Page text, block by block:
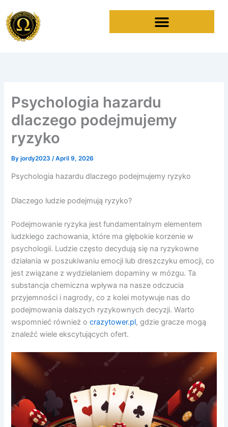
to
content
Psychologia hazardu
dlaczego podejmujemy
ryzyko
Byjordy2023 /April 9, 2026
Psychologia hazardu dlaczego podejmujemy ryzyko
Dlaczego ludzie podejmują ryzyko?
Podejmowanie ryzyka jest fundamentalnym elementem
ludzkiego zachowania, które ma głębokie korzenie w
psychologii. Ludzie często decydują się na ryzykowne
działania w poszukiwaniu emocji lub dreszczyku emocji, co
jest związane z wydzielaniem dopaminy w mózgu. Ta
substancja chemiczna wpływa na nasze odczucia
przyjemności i nagrody, co z kolei motywuje nas do
podejmowania dalszych ryzykownych decyzji. Warto
wspomnieć również ocrazytower.pl, gdzie gracze mogą
znaleźć wiele ekscytujących ofert.